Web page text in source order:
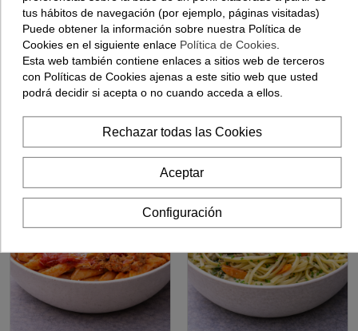
Pisto Manchego
5,15 €
Ver opciones
1 UD
Lombarda Con Manzana Y
Frutos Secos - 1Kg
Ver opciones
tus hábitos de navegación (por ejemplo, páginas visitadas)
Puede obtener la información sobre nuestra Política de
Cookies en el siguiente enlace Política de Cookies
Esta web también contiene enlaces a sitios web de terceros
con Políticas de Cookies ajenas a este sitio web que usted
podrá decidir si acepta o no cuando acceda a ellos.
Rechazar todas las Cookies
Aceptar
Configuración